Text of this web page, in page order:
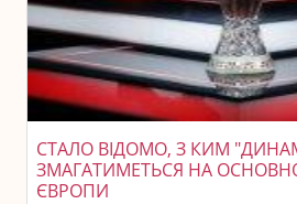
СТАЛО ВІДОМО, З КИМ
ЗМАГАТИМЕТЬСЯ НА
ЄВРОПИ